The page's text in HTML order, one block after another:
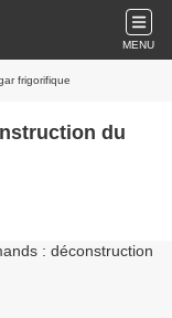
MENU
frigorifique
du